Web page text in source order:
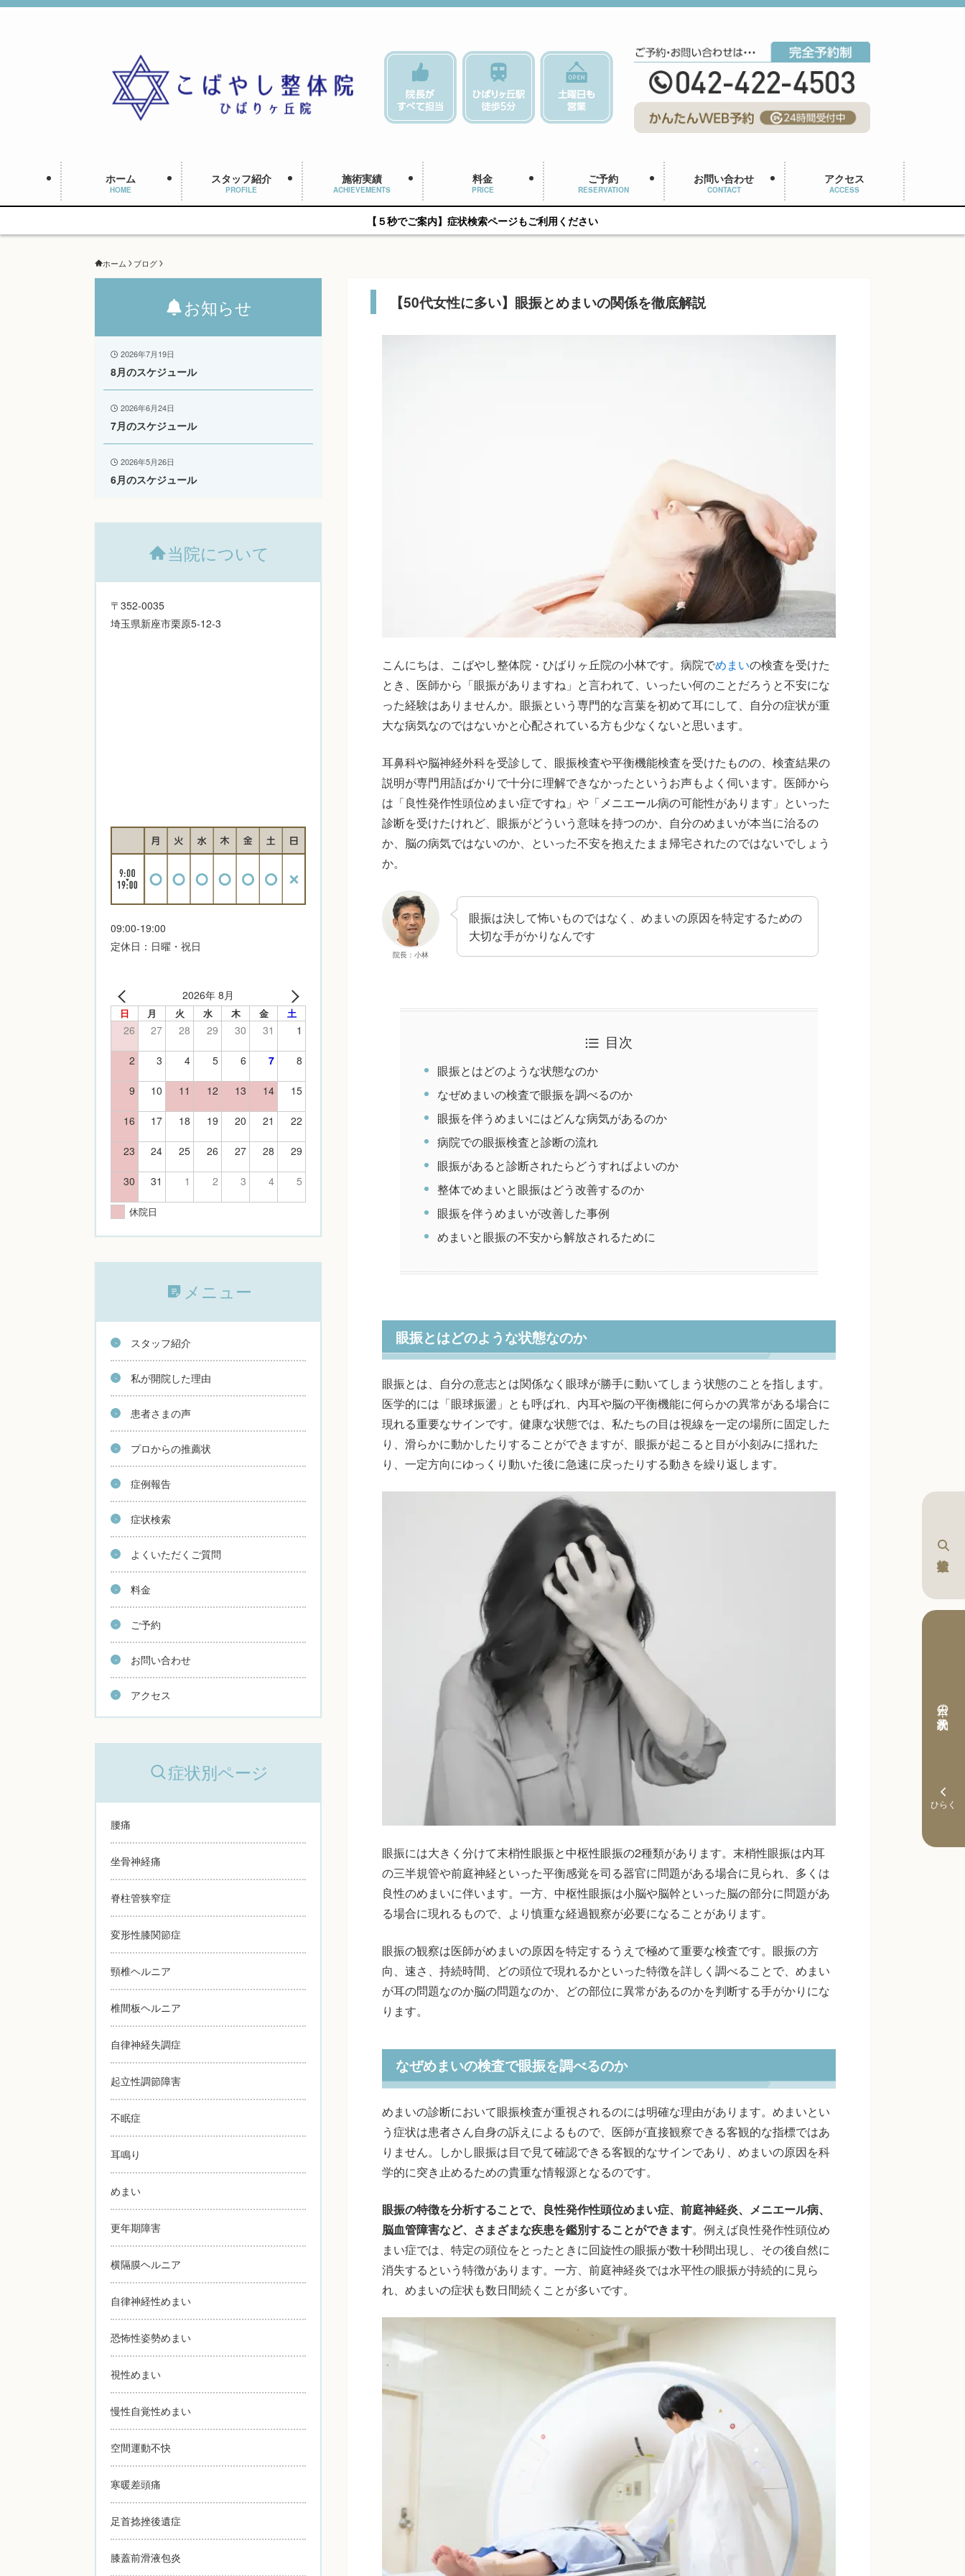
ホーム
HOME
スタッフ紹介
PROFILE
施術実績
ACHIEVEMENTS
料金
PRICE
ご予約
RESERVATION
お問い合わせ
CONTACT
アクセス
ACCESS
【５秒でご案内】症状検索ページもご利用ください
ホーム ブログ
【50代女性に多い】眼振とめまいの関係を徹底解説
本日の予約状況
こんにちは、こばやし整体院・ひばりヶ丘院の小林です。病院でめまいの検査を受けた
とき、医師から「眼振がありますね」と言われて、いったい何のことだろうと不安にな
った経験はありませんか。眼振という専門的な言葉を初めて耳にして、自分の症状が重
大な病気なのではないかと心配されている方も少なくないと思います。
耳鼻科や脳神経外科を受診して、眼振検査や平衡機能検査を受けたものの、検査結果の
説明が専門用語ばかりで十分に理解できなかったというお声もよく伺います。医師から
は「良性発作性頭位めまい症ですね」や「メニエール病の可能性があります」といった
診断を受けたけれど、眼振がどういう意味を持つのか、自分のめまいが本当に治るの
か、脳の病気ではないのか、といった不安を抱えたまま帰宅されたのではないでしょう
か。
院長：小林
眼振は決して怖いものではなく、めまいの原因を特定するための
大切な手がかりなんです
目次
眼振とはどのような状態なのか
なぜめまいの検査で眼振を調べるのか
眼振を伴うめまいにはどんな病気があるのか
病院での眼振検査と診断の流れ
眼振があると診断されたらどうすればよいのか
整体でめまいと眼振はどう改善するのか
眼振を伴うめまいが改善した事例
めまいと眼振の不安から解放されるために
眼振とはどのような状態なのか
眼振とは、自分の意志とは関係なく眼球が勝手に動いてしまう状態のことを指します。
医学的には「眼球振盪」とも呼ばれ、内耳や脳の平衡機能に何らかの異常がある場合に
現れる重要なサインです。健康な状態では、私たちの目は視線を一定の場所に固定した
り、滑らかに動かしたりすることができますが、眼振が起こると目が小刻みに揺れた
り、一定方向にゆっくり動いた後に急速に戻ったりする動きを繰り返します。
眼振には大きく分けて末梢性眼振と中枢性眼振の2種類があります。末梢性眼振は内耳
の三半規管や前庭神経といった平衡感覚を司る器官に問題がある場合に見られ、多くは
良性のめまいに伴います。一方、中枢性眼振は小脳や脳幹といった脳の部分に問題があ
る場合に現れるもので、より慎重な経過観察が必要になることがあります。
眼振の観察は医師がめまいの原因を特定するうえで極めて重要な検査です。眼振の方
向、速さ、持続時間、どの頭位で現れるかといった特徴を詳しく調べることで、めまい
が耳の問題なのか脳の問題なのか、どの部位に異常があるのかを判断する手がかりにな
ります。
なぜめまいの検査で眼振を調べるのか
めまいの診断において眼振検査が重視されるのには明確な理由があります。めまいとい
う症状は患者さん自身の訴えによるもので、医師が直接観察できる客観的な指標ではあ
りません。しかし眼振は目で見て確認できる客観的なサインであり、めまいの原因を科
学的に突き止めるための貴重な情報源となるのです。
眼振の特徴を分析することで、良性発作性頭位めまい症、前庭神経炎、メニエール病、
脳血管障害など、さまざまな疾患を鑑別することができます。例えば良性発作性頭位め
まい症では、特定の頭位をとったときに回旋性の眼振が数十秒間出現し、その後自然に
消失するという特徴があります。一方、前庭神経炎では水平性の眼振が持続的に見ら
れ、めまいの症状も数日間続くことが多いです。
お知らせ
2026年7月19日
8月のスケジュール
2026年6月24日
7月のスケジュール
2026年5月26日
6月のスケジュール
当院について
〒352-0035
埼玉県新座市栗原5-12-3
09:00-19:00
定休日：日曜・祝日
2026年 8月
日 月 火 水 木 金 土
26 27 28 29 30 31 1
2 3 4 5 6 7 8
9 10 11 12 13 14 15
16 17 18 19 20 21 22
23 24 25 26 27 28 29
30 31 1 2 3 4 5
休院日
メニュー
スタッフ紹介
私が開院した理由
患者さまの声
プロからの推薦状
症例報告
症状検索
よくいただくご質問
料金
ご予約
お問い合わせ
アクセス
症状別ページ
腰痛
坐骨神経痛
脊柱管狭窄症
変形性膝関節症
頸椎ヘルニア
椎間板ヘルニア
自律神経失調症
起立性調節障害
不眠症
耳鳴り
めまい
更年期障害
横隔膜ヘルニア
自律神経性めまい
恐怖性姿勢めまい
視性めまい
慢性自覚性めまい
空間運動不快
寒暖差頭痛
足首捻挫後遺症
膝蓋前滑液包炎